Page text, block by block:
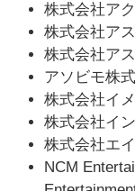
株式会社ア
株式会社ア
株式会社ア
アソビモ株
株式会社イ
株式会社イ
株式会社エ
NCM